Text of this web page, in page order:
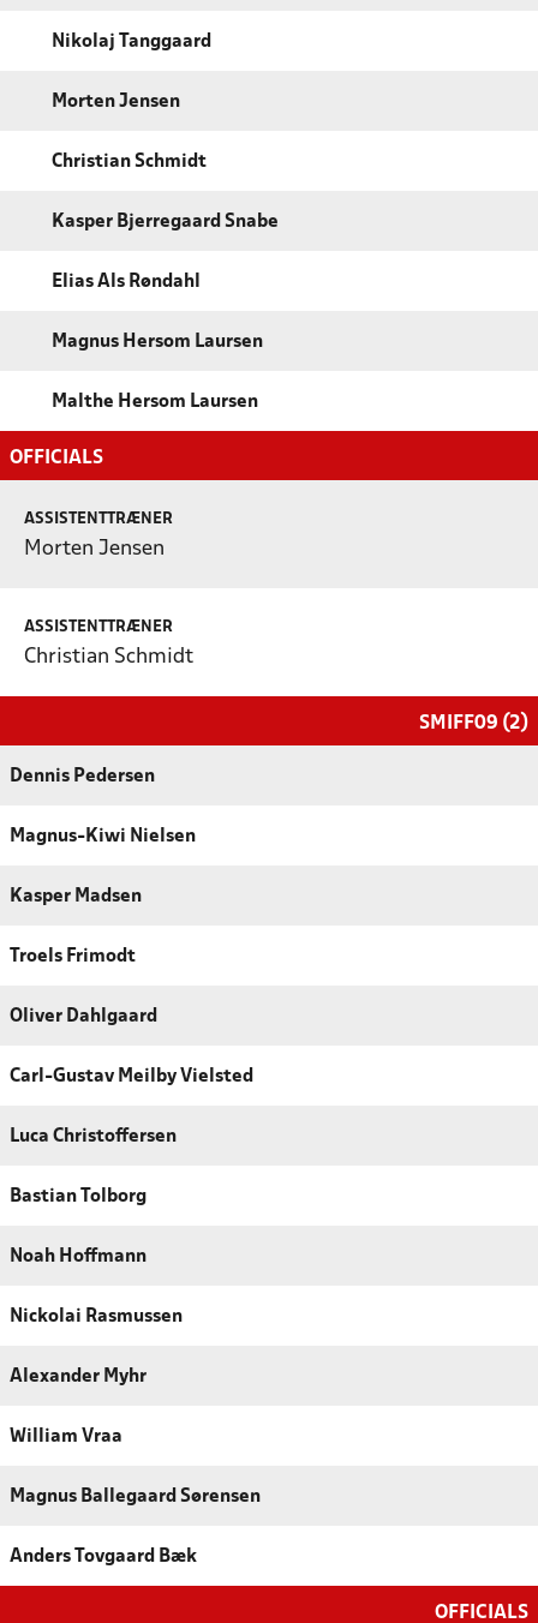
Nikolaj Tanggaard
Morten Jensen
Christian Schmidt
Kasper Bjerregaard Snabe
Elias Als Røndahl
Magnus Hersom Laursen
Malthe Hersom Laursen
OFFICIALS
ASSISTENTTRÆNER
Morten Jensen
ASSISTENTTRÆNER
Christian Schmidt
SMIFF09 (2)
Dennis Pedersen
Magnus-Kiwi Nielsen
Kasper Madsen
Troels Frimodt
Oliver Dahlgaard
Carl-Gustav Meilby Vielsted
Luca Christoffersen
Bastian Tolborg
Noah Hoffmann
Nickolai Rasmussen
Alexander Myhr
William Vraa
Magnus Ballegaard Sørensen
Anders Tovgaard Bæk
OFFICIALS